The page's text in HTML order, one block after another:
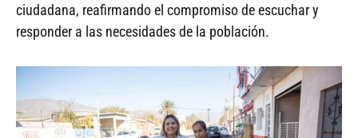
ciudadana, reafirmando el compromiso de escuchar y
responder a las necesidades de la población.